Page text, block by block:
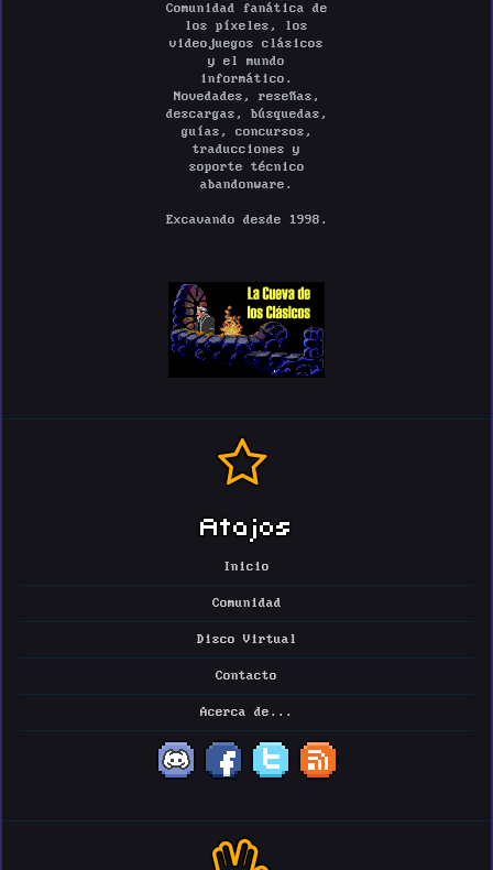
Comunidad fanática de
los píxeles, los
videojuegos clásicos
y el mundo
informático.
Novedades, reseñas,
descargas, búsquedas,
guías, concursos,
traducciones y
soporte técnico
abandonware.
Excavando desde 1998.
Atajos
Inicio
Comunidad
Disco Virtual
Contacto
Acerca de...